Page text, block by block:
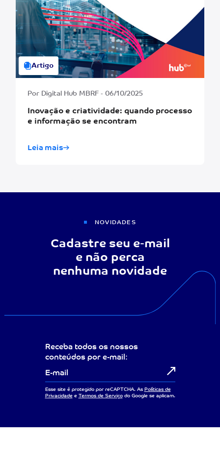
Artigo
Por Digital Hub MBRF - 06/10/2025
Inovação e criatividade: quando processo
e informação se encontram
Leia mais
NOVIDADES
Cadastre seu e-mail
e não perca
nenhuma novidade
Receba todos os nossos
conteúdos por e-mail:
Esse site é protegido por reCAPTCHA. As Políticas de
Privacidadee Termos de Serviçodo Google se aplicam.